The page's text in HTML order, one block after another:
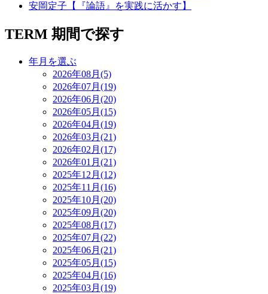
安岡定子【『論語』を実践に活かす】
TERM 期間で探す
年月を選ぶ
2026年08月(5)
2026年07月(19)
2026年06月(20)
2026年05月(15)
2026年04月(19)
2026年03月(21)
2026年02月(17)
2026年01月(21)
2025年12月(12)
2025年11月(16)
2025年10月(20)
2025年09月(20)
2025年08月(17)
2025年07月(22)
2025年06月(21)
2025年05月(15)
2025年04月(16)
2025年03月(19)